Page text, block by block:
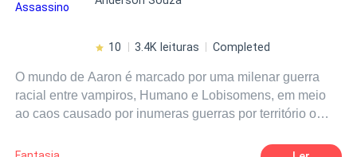
10 3.4K leituras Completed
O mundo de Aaron é marcado por uma milenar guerra
racial entre vampiros, Humano e Lobisomens, em meio
ao caos causado por inumeras guerras por território o
guerreira vampira Ira, com o auxilio dos clãs dos Hessels